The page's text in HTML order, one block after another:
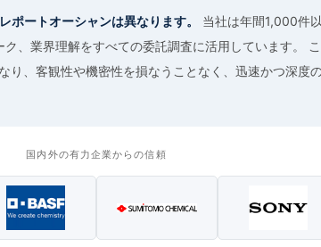
レポートオーシャンは異なります。
当社は年間1,000件
、業界理解をすべての委託調査に活用しています。
り、客観性や機密性を損なうことなく、迅速かつ深度
国内外の有力企業からの信頼